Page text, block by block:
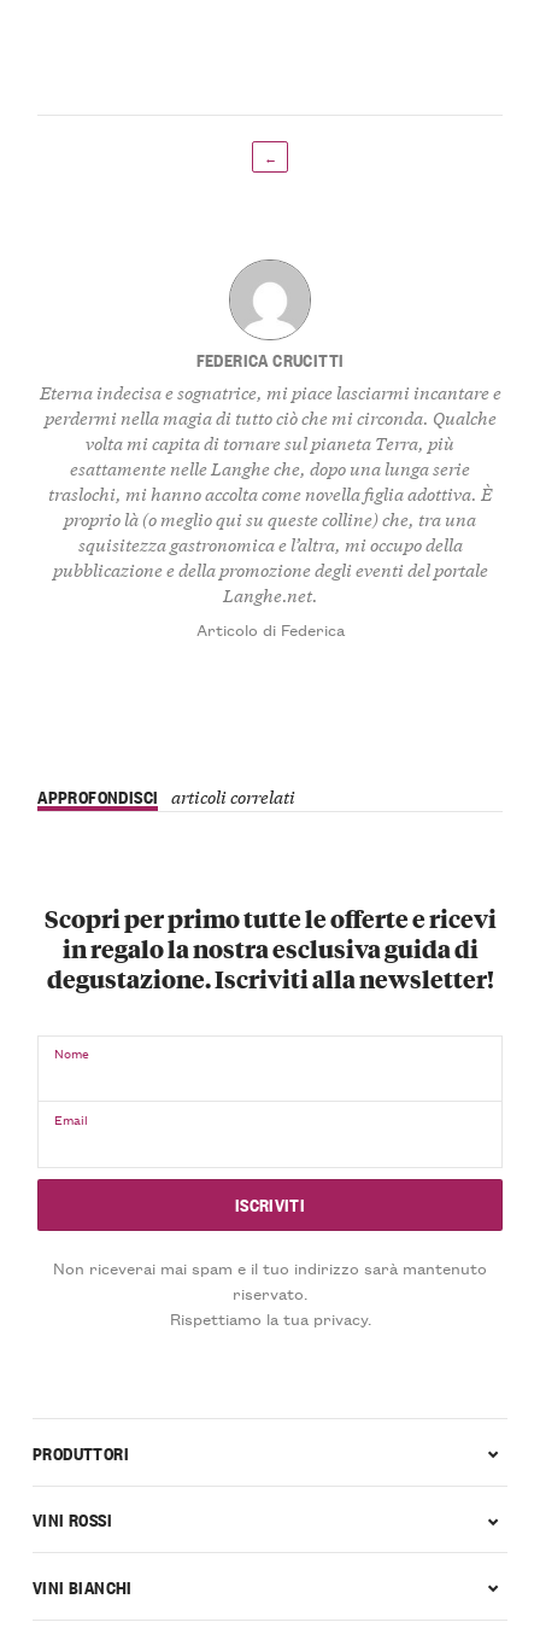
←
FEDERICA CRUCITTI
Eterna indecisa e sognatrice, mi piace lasciarmi incantare e
perdermi nella magia di tutto ciò che mi circonda. Qualche
volta mi capita di tornare sul pianeta Terra, più
esattamente nelle Langhe che, dopo una lunga serie
traslochi, mi hanno accolta come novella figlia adottiva. È
proprio là (o meglio qui su queste colline) che, tra una
squisitezza gastronomica e l’altra, mi occupo della
pubblicazione e della promozione degli eventi del portale
Langhe.net.
Articolo di Federica
APPROFONDISCI articoli correlati
Scopri per primo tutte le offerte e ricevi
in regalo la nostra esclusiva guida di
degustazione. Iscriviti alla newsletter!
Nome
Email
Non riceverai mai spam e il tuo indirizzo sarà mantenuto
riservato.
Rispettiamo la tua privacy.
PRODUTTORI
VINI ROSSI
VINI BIANCHI